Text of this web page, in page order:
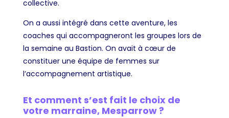
collective.
On a aussi intégré dans cette aventure, les
coaches qui accompagneront les groupes lors de
la semaine au Bastion. On avait à cœur de
constituer une équipe de femmes sur
l’accompagnement artistique.
Et comment s’est fait le choix de
votre marraine, Mesparrow ?